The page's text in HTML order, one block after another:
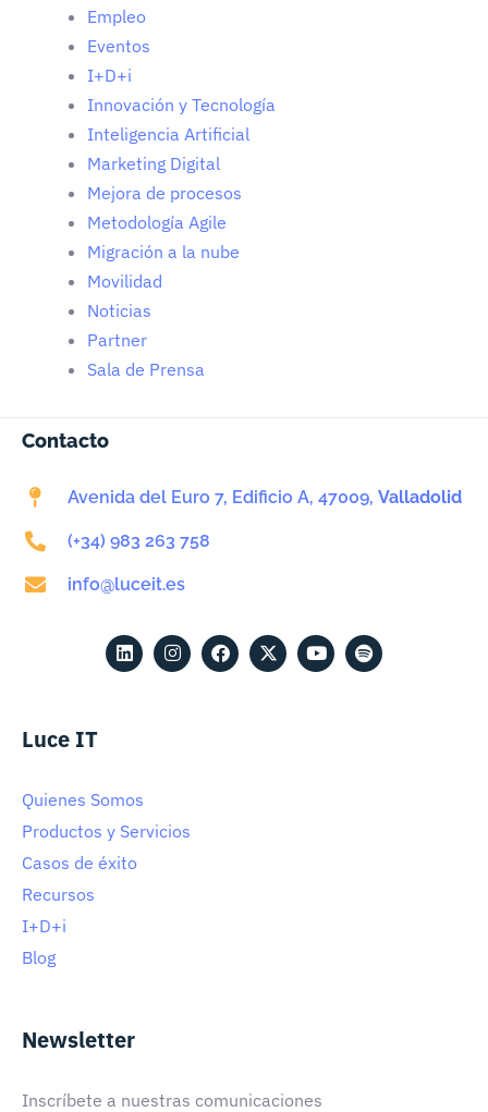
Empleo
Eventos
I+D+i
Innovación y Tecnología
Inteligencia Artificial
Marketing Digital
Mejora de procesos
Metodología Agile
Migración a la nube
Movilidad
Noticias
Partner
Sala de Prensa
Contacto
Avenida del Euro 7, Edificio A, 47009, Valladolid
(+34) 983 263 758
info@luceit.es
Luce IT
Quienes Somos
Productos y Servicios
Casos de éxito
Recursos
I+D+i
Blog
Newsletter
Inscríbete a nuestras comunicaciones